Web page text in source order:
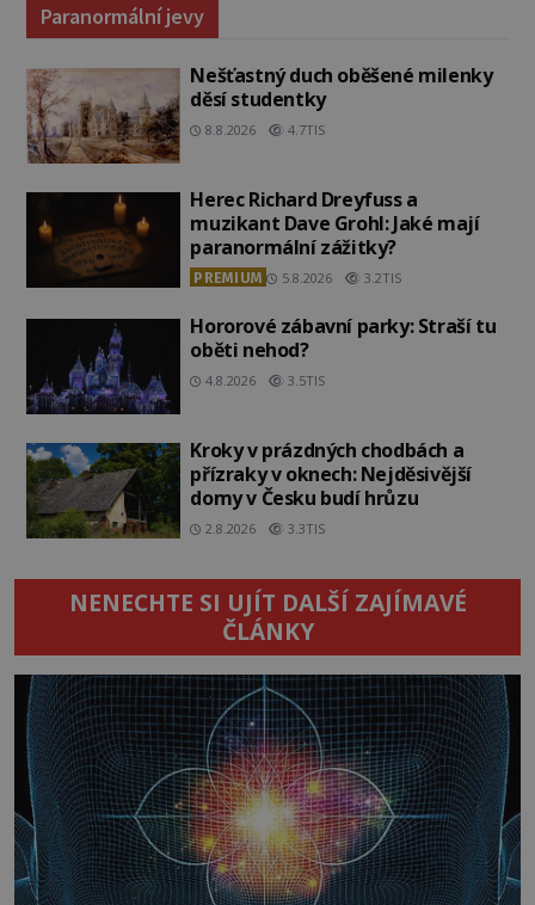
Paranormální jevy
Nešťastný duch oběšené milenky
děsí studentky
8.8.2026 4.7TIS
Herec Richard Dreyfuss a
muzikant Dave Grohl: Jaké mají
paranormální zážitky?
PREMIUM 5.8.2026 3.2TIS
Hororové zábavní parky: Straší tu
oběti nehod?
4.8.2026 3.5TIS
Kroky v prázdných chodbách a
přízraky v oknech: Nejděsivější
domy v Česku budí hrůzu
2.8.2026 3.3TIS
NENECHTE SI UJÍT DALŠÍ ZAJÍMAVÉ
ČLÁNKY